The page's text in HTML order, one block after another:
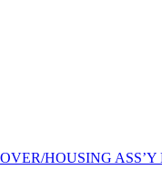
HOUSING ASS’Y